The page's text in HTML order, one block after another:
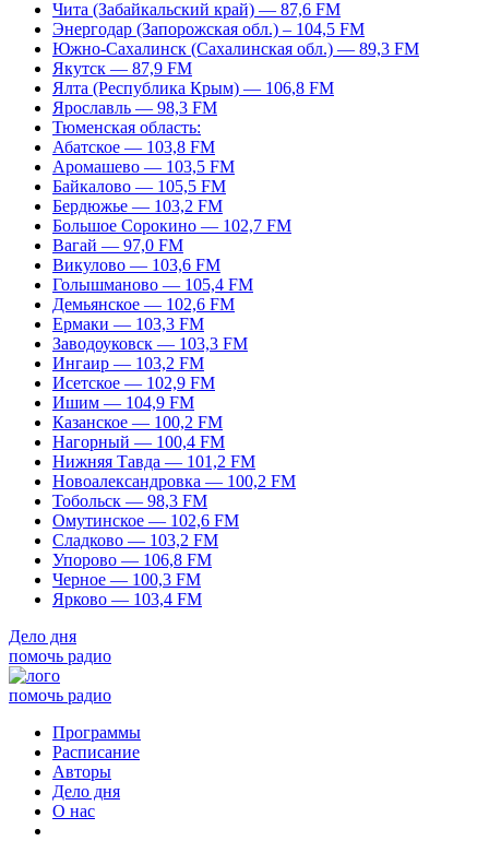
Чита (Забайкальский край) — 87,6 FM
Энергодар (Запорожская обл.) – 104,5 FM
Южно-Сахалинск (Сахалинская обл.) — 89,3 FM
Якутск — 87,9 FM
Ялта (Республика Крым) — 106,8 FM
Ярославль — 98,3 FM
Тюменская область:
Абатское — 103,8 FM
Аромашево — 103,5 FM
Байкалово — 105,5 FM
Бердюжье — 103,2 FM
Большое Сорокино — 102,7 FM
Вагай — 97,0 FM
Викулово — 103,6 FM
Голышманово — 105,4 FM
Демьянское — 102,6 FM
Ермаки — 103,3 FM
Заводоуковск — 103,3 FM
Ингаир — 103,2 FM
Исетское — 102,9 FM
Ишим — 104,9 FM
Казанское — 100,2 FM
Нагорный — 100,4 FM
Нижняя Тавда — 101,2 FM
Новоалександровка — 100,2 FM
Тобольск — 98,3 FM
Омутинское — 102,6 FM
Сладково — 103,2 FM
Упорово — 106,8 FM
Черное — 100,3 FM
Ярково — 103,4 FM
Дело дня
помочь радио
помочь радио
Программы
Расписание
Авторы
Дело дня
О нас